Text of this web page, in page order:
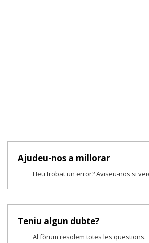
Ajudeu-nos a millorar
Heu trobat un error? Aviseu-nos si
Teniu algun dubte?
Al fòrum resolem totes les qüestions.